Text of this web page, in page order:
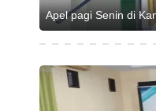
Apel pagi Senin di